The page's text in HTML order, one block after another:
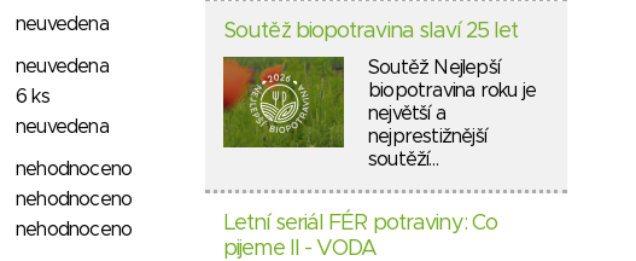
neuvedena
neuvedena
6 ks
neuvedena
nehodnoceno
nehodnoceno
nehodnoceno
Soutěž biopotravina slaví 25 let
Soutěž Nejlepší
biopotravina roku je
největší a
nejprestižnější
soutěží…
Letní seriál FÉR potraviny: Co
pijeme II - VODA